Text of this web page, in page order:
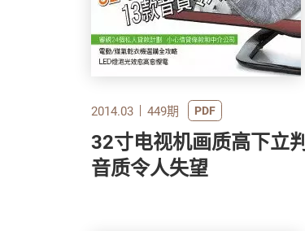
2014.03 449期 PDF
32寸电视机画质高下立判 13款
音质令人失望